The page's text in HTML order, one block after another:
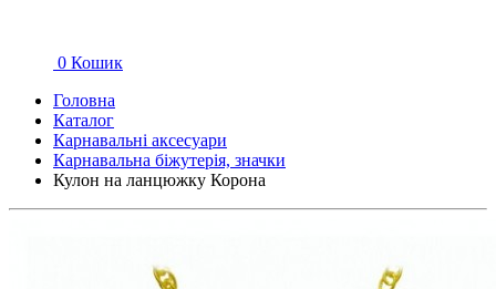
0 Кошик
Головна
Каталог
Карнавальні аксесуари
Карнавальна біжутерія, значки
Кулон на ланцюжку Корона